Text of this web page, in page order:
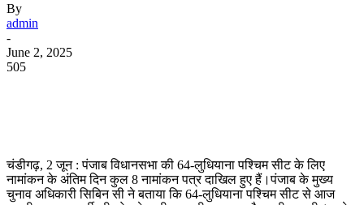
By
admin
-
June 2, 2025
505
चंडीगढ़, 2 जून : पंजाब विधानसभा की 64-लुधियाना पश्चिम सीट के लिए
नामांकन के अंतिम दिन कुल 8 नामांकन पत्र दाखिल हुए हैं।पंजाब के मुख्य
चुनाव अधिकारी सिबिन सी ने बताया कि 64-लुधियाना पश्चिम सीट से आज